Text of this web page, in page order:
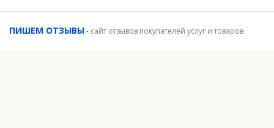
ПИШЕМ ОТЗЫВЫ- сайт отзывов покупателей услуг и товаров